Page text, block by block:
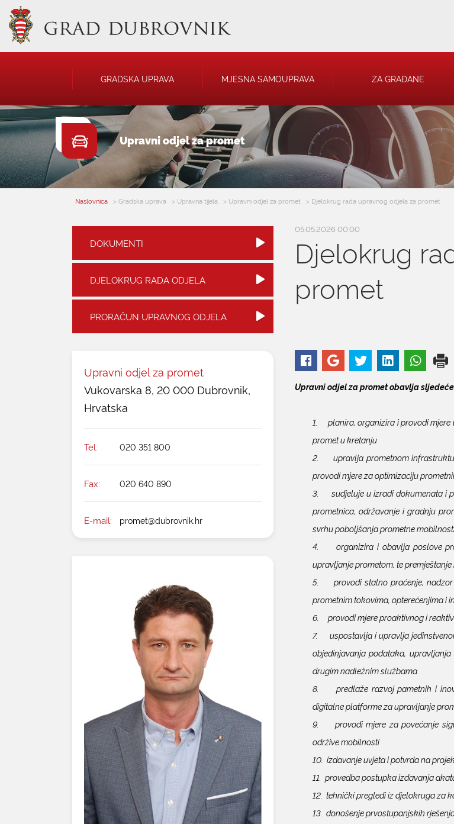
GRADSKA UPRAVA
GRADONAČELNIK
GRADSKO VIJEĆE
UPRAVNA TIJELA
SAVJET MLADIH
NATJEČAJI
JAVNA OBJAVA RJEŠENJA
USTANOVE
KOMUNALNA I TRGOVAČKA
DRUŠTVA
MJESNA SAMOUPRAVA ZA GRAĐANE
Upravni odjel za promet
Naslovnica > Gradska uprava > Upravna tijela > Upravni odjel za promet > Djelokrug rada upravnog odjela za promet
DOKUMENTI
DJELOKRUG RADA ODJELA
PRORAČUN UPRAVNOG ODJELA
Upravni odjel za promet
Vukovarska 8, 20 000 Dubrovnik,
Hrvatska
Tel: 020 351 800
Fax: 020 640 890
E-mail: promet@dubrovnik.hr
05.05.2026 00:00
Djelokrug
promet
Upravni odjel za promet obavlja
1. planira, organizira i provodi mjere
promet u kretanju
2. upravlja prometnom
provodi mjere za optimizaciju
3. sudjeluje u izradi dokumenata i
prometnica, održavanje i gradnju
svrhu poboljšanja prometne
4. organizira i obavlja poslove
upravljanje prometom, te
5. provodi stalno praćenje, nadzor
prometnim tokovima, opterećenjima i
6. provodi mjere proaktivnog i
7. uspostavlja i upravlja
objedinjavanja podataka,
drugim nadležnim službama
8. predlaže razvoj pametnih i
digitalne platforme za upravljanje
9. provodi mjere za povećanje
održive mobilnosti
10. izdavanje uvjeta i potvrda na
11. provedba postupka izdavanja
12. tehnički pregledi iz djelokruga za
13. donošenje prvostupanjskih